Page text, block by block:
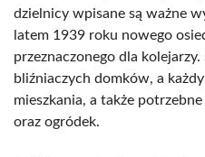
dzielnicy wpisane są ważne
latem 1939 roku nowego
przeznaczonego dla kolejarzy.
bliźniaczych domków, a
mieszkania, a także
oraz ogródek.